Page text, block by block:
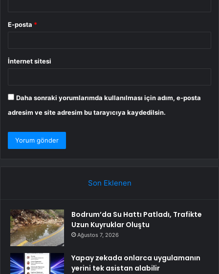
E-posta *
İnternet sitesi
Daha sonraki yorumlarımda kullanılması için adım, e-posta
adresim ve site adresim bu tarayıcıya kaydedilsin.
Son Eklenen
Bodrum’da Su Hattı Patladı, Trafikte
Uzun Kuyruklar Oluştu
Ağustos 7, 2026
Yapay zekada onlarca uygulamanın
yerini tek asistan alabilir